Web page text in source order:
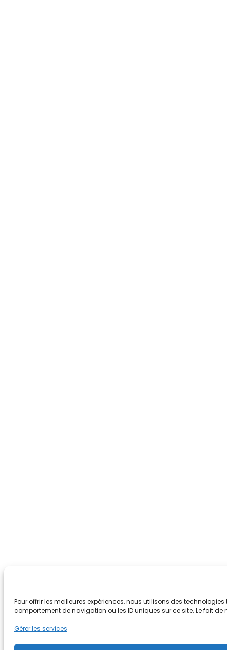
Pour offrir les meilleures expériences, nous utilisons des
comportement de navigation ou les ID uniques sur ce site. Le fait
Gérer les services